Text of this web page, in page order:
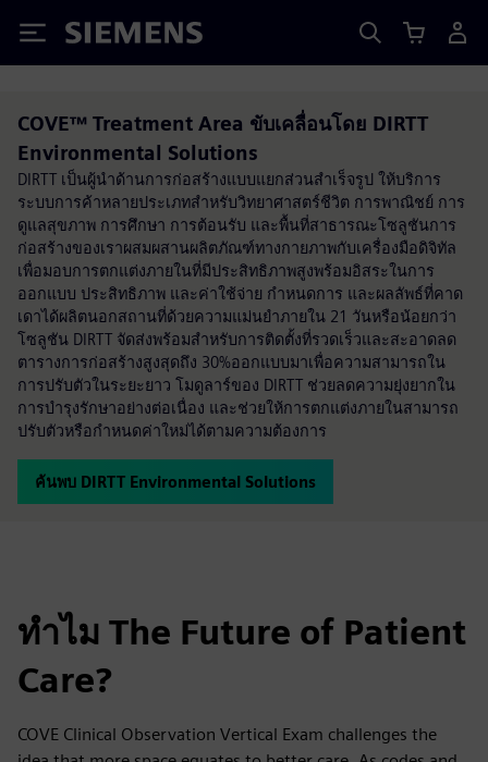
Siemens
COVE™ Treatment Area ขับเคลื่อนโดย DIRTT
Environmental Solutions
DIRTT เป็นผู้นำด้านการก่อสร้างแบบแยกส่วนสำเร็จรูป ให้บริการ
ระบบการค้าหลายประเภทสำหรับวิทยาศาสตร์ชีวิต การพาณิชย์ การ
ดูแลสุขภาพ การศึกษา การต้อนรับ และพื้นที่สาธารณะโซลูชันการ
ก่อสร้างของเราผสมผสานผลิตภัณฑ์ทางกายภาพกับเครื่องมือดิจิทัล
เพื่อมอบการตกแต่งภายในที่มีประสิทธิภาพสูงพร้อมอิสระในการ
ออกแบบ ประสิทธิภาพ และค่าใช้จ่าย กำหนดการ และผลลัพธ์ที่คาด
เดาได้ผลิตนอกสถานที่ด้วยความแม่นยำภายใน 21 วันหรือน้อยกว่า
โซลูชัน DIRTT จัดส่งพร้อมสำหรับการติดตั้งที่รวดเร็วและสะอาดลด
ตารางการก่อสร้างสูงสุดถึง 30%ออกแบบมาเพื่อความสามารถใน
การปรับตัวในระยะยาว โมดูลาร์ของ DIRTT ช่วยลดความยุ่งยากใน
การบำรุงรักษาอย่างต่อเนื่อง และช่วยให้การตกแต่งภายในสามารถ
ปรับตัวหรือกำหนดค่าใหม่ได้ตามความต้องการ
ค้นพบ DIRTT Environmental Solutions
ทำไม The Future of Patient
Care?
COVE Clinical Observation Vertical Exam challenges the